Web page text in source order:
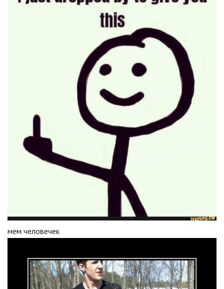
мем человечек